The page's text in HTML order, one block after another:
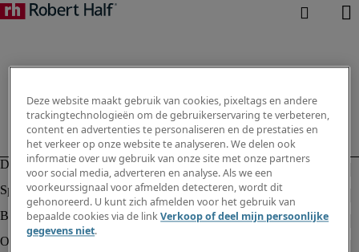
Deze website maakt gebruik van cookies, pixeltags en andere
trackingtechnologieën om de gebruikerservaring te verbeteren,
content en advertenties te personaliseren en de prestaties en
het verkeer op onze website te analyseren. We delen ook
informatie over uw gebruik van onze site met onze partners
voor social media, adverteren en analyse. Als we een
voorkeurssignaal voor afmelden detecteren, wordt dit
gehonoreerd. U kunt zich afmelden voor het gebruik van
bepaalde cookies via de linkVerkoop of deel mijn persoonlijke
gegevens niet.